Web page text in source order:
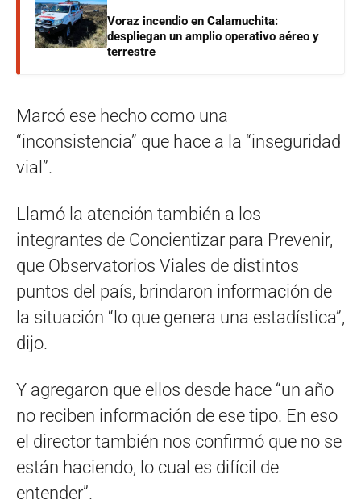
Voraz incendio en Calamuchita:
despliegan un amplio operativo aéreo y
terrestre
Marcó ese hecho como una
“inconsistencia” que hace a la “inseguridad
vial”.
Llamó la atención también a los
integrantes de Concientizar para Prevenir,
que Observatorios Viales de distintos
puntos del país, brindaron información de
la situación “lo que genera una estadística”,
dijo.
Y agregaron que ellos desde hace “un año
no reciben información de ese tipo. En eso
el director también nos confirmó que no se
están haciendo, lo cual es difícil de
entender”.